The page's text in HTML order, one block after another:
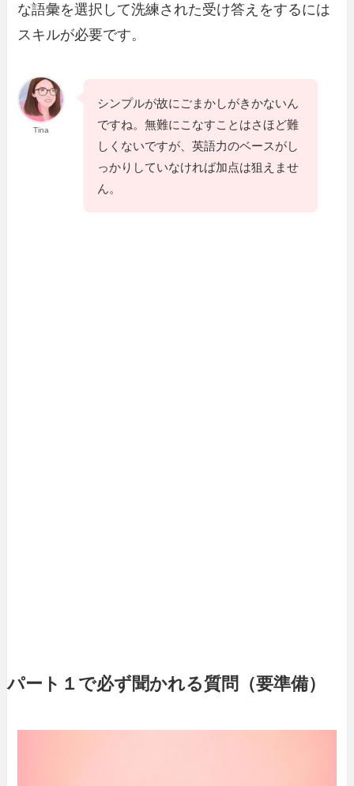
な語彙を選択して洗練された受け答えをするには
スキルが必要です。
Tina
シンプルが故にごまかしがきかないん
ですね。無難にこなすことはさほど難
しくないですが、英語力のベースがし
っかりしていなければ加点は狙えませ
ん。
パート１で必ず聞かれる質問（要準備）